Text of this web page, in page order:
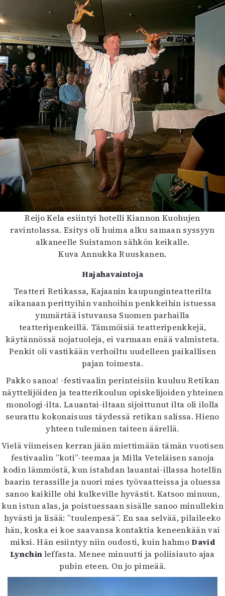
Reijo Kela esiintyi hotelli Kiannon Kuohujen
ravintolassa. Esitys oli huima alku samaan syssyyn
alkaneelle Suistamon sähkön keikalle.
Kuva Annukka Ruuskanen.
Hajahavaintoja
Teatteri Retikassa, Kajaanin kaupunginteatterilta
aikanaan perittyihin vanhoihin penkkeihin istuessa
ymmärtää istuvansa Suomen parhailla
teatteripenkeillä. Tämmöisiä teatteripenkkejä,
käytännössä nojatuoleja, ei varmaan enää valmisteta.
Penkit oli vastikään verhoiltu uudelleen paikallisen
pajan toimesta.
Pakko sanoa! -festivaalin perinteisiin kuuluu Retikan
näyttelijöiden ja teatterikoulun opiskelijoiden yhteinen
monologi-ilta. Lauantai-iltaan sijoittunut ilta oli ilolla
seurattu kokonaisuus täydessä retikan salissa. Hieno
yhteen tuleminen taiteen äärellä.
Vielä viimeisen kerran jään miettimään tämän vuotisen
festivaalin ”koti”-teemaa ja Milla Veteläisen sanoja
kodin lämmöstä, kun istahdan lauantai-illassa hotellin
baarin terassille ja nuori mies työvaatteissa ja oluessa
sanoo kaikille ohi kulkeville hyvästit. Katsoo minuun,
kun istun alas, ja poistuessaan sisälle sanoo minullekin
hyvästi ja lisää: ”tuulenpesä”. En saa selvää, pilaileeko
hän, koska ei koe saavansa kontaktia keneenkään vai
miksi. Hän esiintyy niin oudosti, kuin hahmoDavid
Lynchinleffasta. Menee minuutti ja poliisiauto ajaa
pubin eteen. On jo pimeää.